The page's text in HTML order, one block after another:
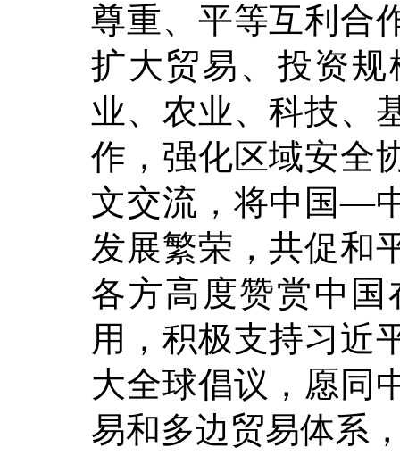
尊重、平等互利合
扩大贸易、投资
业、农业、科技、
作，强化区域安全
文交流，将中国—
发展繁荣，共促和
各方高度赞赏中
用，积极支持习近
大全球倡议，愿同
易和多边贸易体系